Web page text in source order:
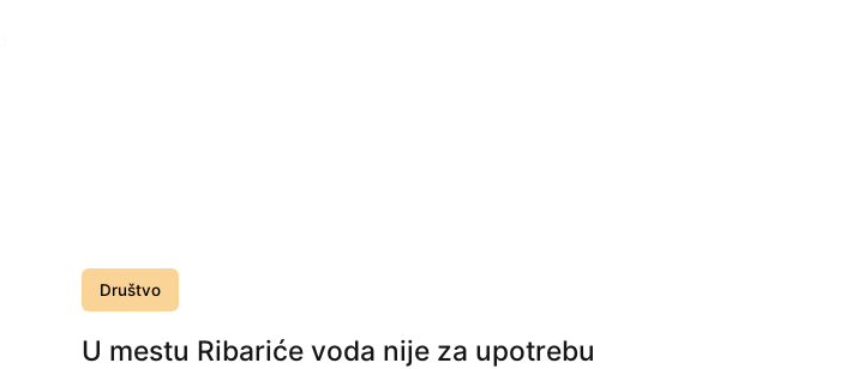
Društvo
U mestu Ribariće voda nije za upotrebu